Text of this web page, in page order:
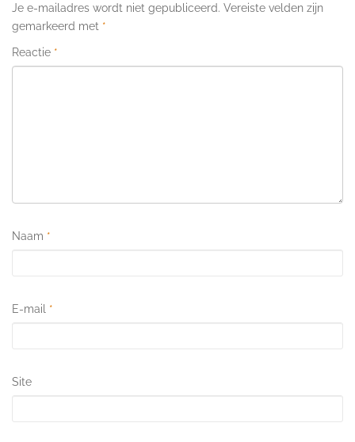
Je e-mailadres wordt niet gepubliceerd. Vereiste velden zijn
gemarkeerd met *
Reactie *
Naam *
E-mail *
Site